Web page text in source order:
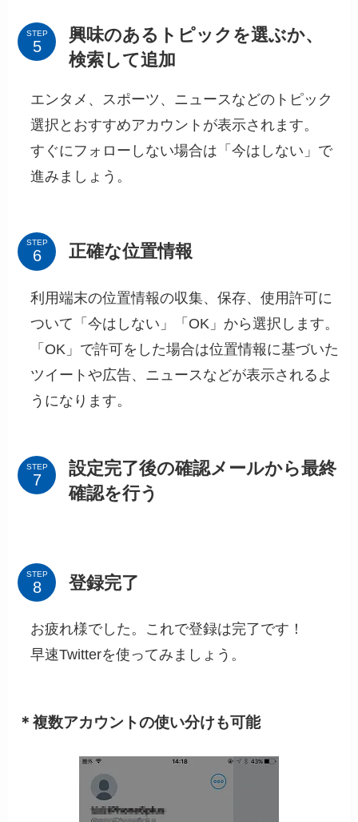
STEP
興味のあるトピックを選ぶか、
検索して追加
エンタメ、スポーツ、ニュースなどのトピック
選択とおすすめアカウントが表示されます。
すぐにフォローしない場合は「今はしない」で
進みましょう。
STEP 正確な位置情報
利用端末の位置情報の収集、保存、使用許可に
ついて「今はしない」「OK」から選択します。
「OK」で許可をした場合は位置情報に基づいた
ツイートや広告、ニュースなどが表示されるよ
うになります。
STEP
設定完了後の確認メールから最終
確認を行う
STEP 登録完了
お疲れ様でした。これで登録は完了です！
早速Twitterを使ってみましょう。
＊複数アカウントの使い分けも可能